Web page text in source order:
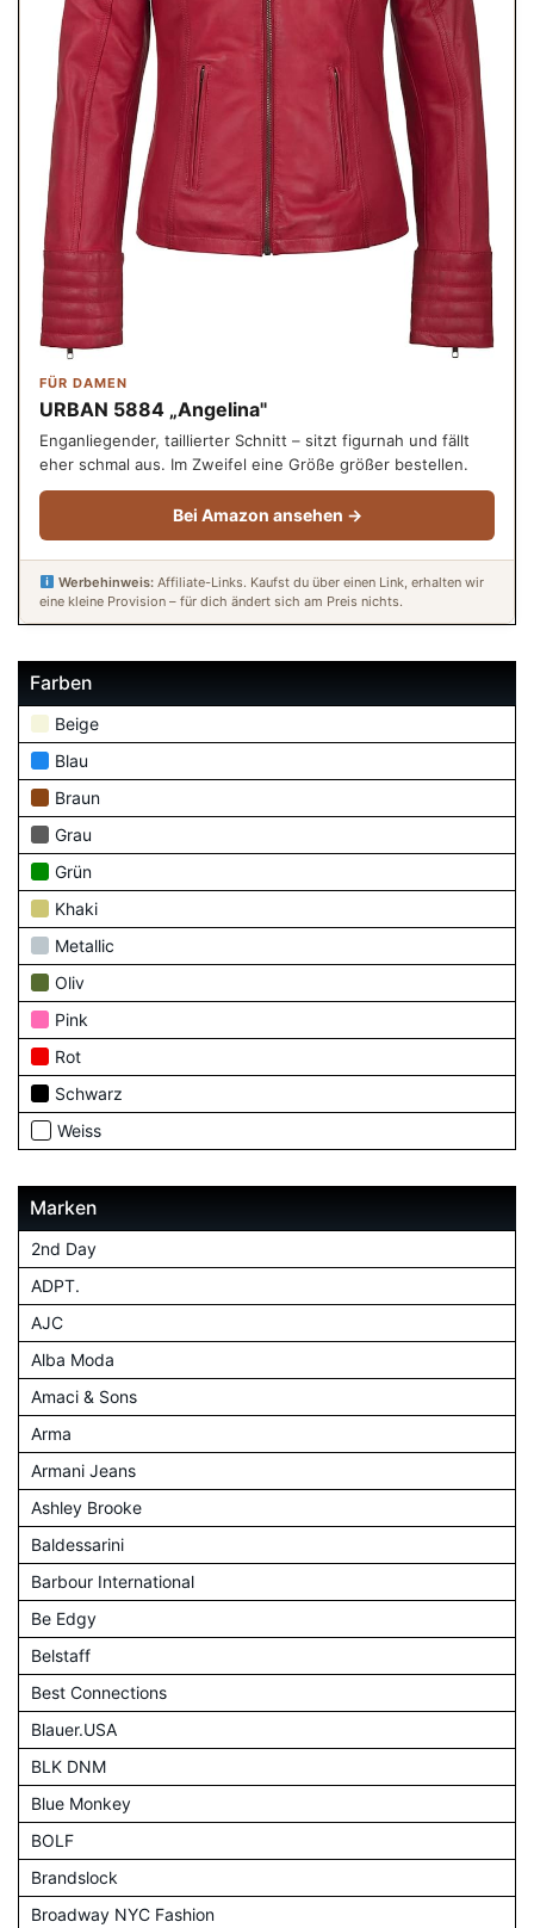
FÜR DAMEN
URBAN 5884 „Angelina"
Enganliegender, taillierter Schnitt – sitzt figurnah und fällt
eher schmal aus. Im Zweifel eine Größe größer bestellen.
Bei Amazon ansehen →
Werbehinweis:Affiliate-Links. Kaufst du über einen Link, erhalten wir
eine kleine Provision – für dich ändert sich am Preis nichts.
Farben
Beige
Blau
Braun
Grau
Grün
Khaki
Metallic
Oliv
Pink
Rot
Schwarz
Weiss
Marken
2nd Day
ADPT.
AJC
Alba Moda
Amaci & Sons
Arma
Armani Jeans
Ashley Brooke
Baldessarini
Barbour International
Be Edgy
Belstaff
Best Connections
Blauer.USA
BLK DNM
Blue Monkey
BOLF
Brandslock
Broadway NYC Fashion